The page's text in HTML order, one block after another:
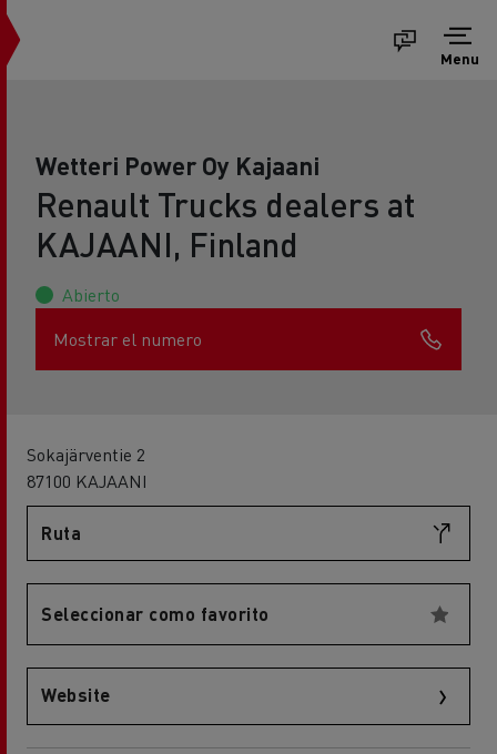
Menu
Wetteri Power Oy Kajaani
Renault Trucks dealers at
KAJAANI, Finland
Abierto
Mostrar el numero
Sokajärventie 2
87100 KAJAANI
Ruta
Seleccionar como favorito
Website